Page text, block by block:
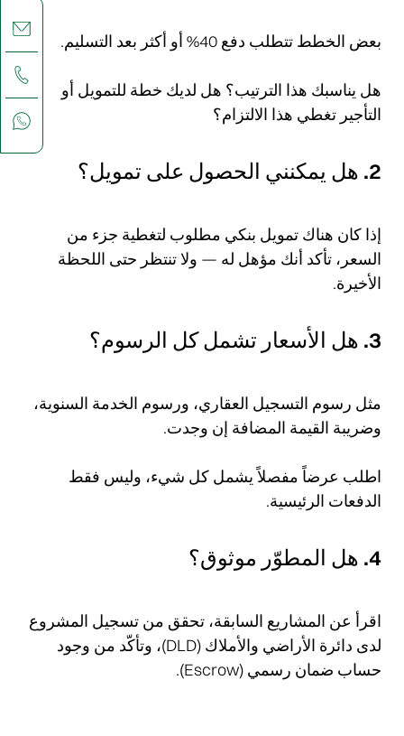
بعض الخطط تتطلب دفع 40% أو أكثر بعد التسليم.
هل يناسبك هذا الترتيب؟ هل لديك خطة للتمويل أو
التأجير تغطي هذا الالتزام؟
2. هل يمكنني الحصول على تمويل؟
إذا كان هناك تمويل بنكي مطلوب لتغطية جزء من
السعر، تأكد أنك مؤهل له — ولا تنتظر حتى اللحظة
الأخيرة.
3. هل الأسعار تشمل كل الرسوم؟
مثل رسوم التسجيل العقاري، ورسوم الخدمة السنوية،
وضريبة القيمة المضافة إن وجدت.
اطلب عرضاً مفصلاً يشمل كل شيء، وليس فقط
الدفعات الرئيسية.
4. هل المطوّر موثوق؟
اقرأ عن المشاريع السابقة، تحقق من تسجيل المشروع
لدى دائرة الأراضي والأملاك (DLD)، وتأكّد من وجود
حساب ضمان رسمي (Escrow).